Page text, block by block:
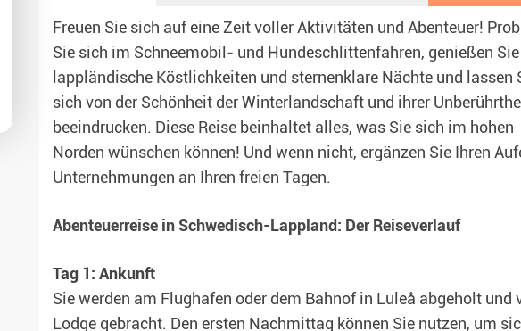
Freuen Sie sich auf eine Zeit voller Aktivitäten und Abenteuer!
Sie sich im Schneemobil- und Hundeschlittenfahren, genießen Sie
lappländische Köstlichkeiten und sternenklare Nächte und lassen
sich von der Schönheit der Winterlandschaft und ihrer
beeindrucken. Diese Reise beinhaltet alles, was Sie sich im hohen
Norden wünschen können! Und wenn nicht, ergänzen Sie Ihren
Unternehmungen an Ihren freien Tagen.
Abenteuerreise in Schwedisch-Lappland: Der Reiseverlauf
Tag 1: Ankunft
Sie werden am Flughafen oder dem Bahnof in Luleå abgeholt
Lodge gebracht. Den ersten Nachmittag können Sie nutzen, um